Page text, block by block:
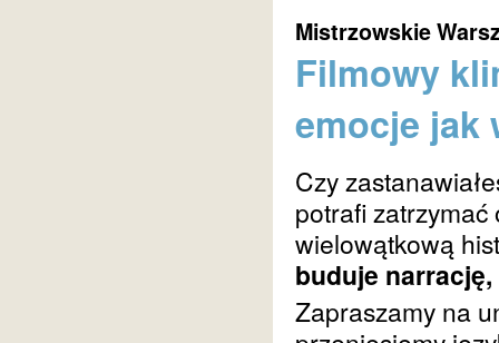
Mistrzowskie
Filmowy
emocje jak
Czy
potrafi
wielowątkową
buduje
Zapraszamy na